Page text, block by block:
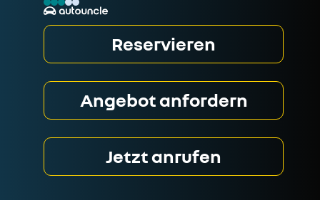
Reservieren
Angebot anfordern
Jetzt anrufen